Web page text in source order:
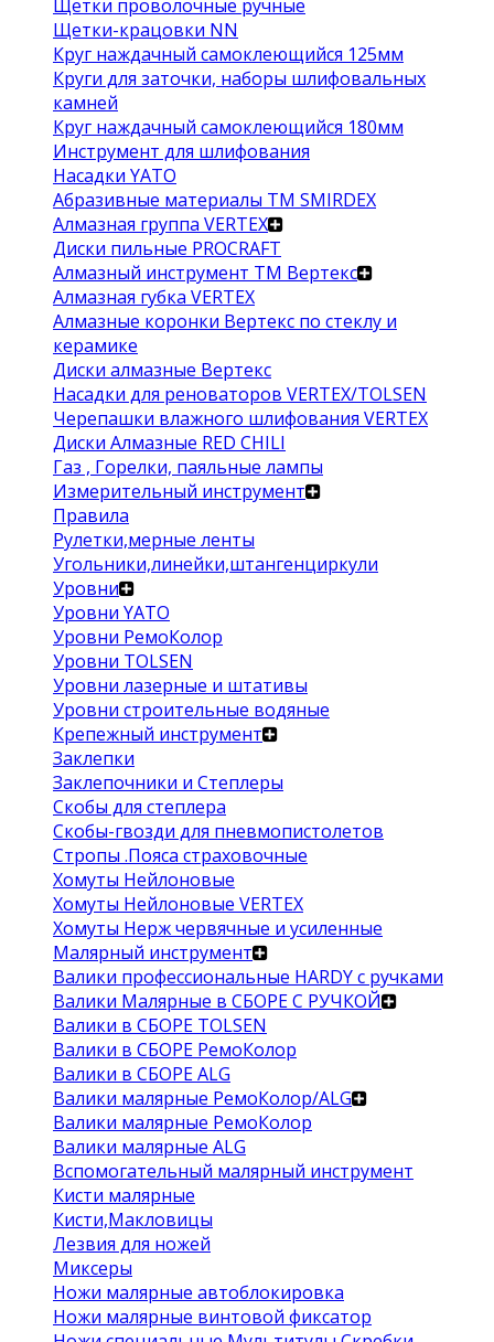
Щетки проволочные ручные
Щетки-крацовки NN
Круг наждачный самоклеющийся 125мм
Круги для заточки, наборы шлифовальных
камней
Круг наждачный самоклеющийся 180мм
Инструмент для шлифования
Насадки YATO
Абразивные материалы ТМ SMIRDEX
Алмазная группа VERTEX
Диски пильные PROCRAFT
Алмазный инструмент ТМ Вертекс
Алмазная губка VERTEX
Алмазные коронки Вертекс по стеклу и
керамике
Диски алмазные Вертекс
Насадки для реноваторов VERTEX/TOLSEN
Черепашки влажного шлифования VERTEX
Диски Алмазные RED CHILI
Газ , Горелки, паяльные лампы
Измерительный инструмент
Правила
Рулетки,мерные ленты
Угольники,линейки,штангенциркули
Уровни
Уровни YATO
Уровни РемоКолор
Уровни TOLSEN
Уровни лазерные и штативы
Уровни строительные водяные
Крепежный инструмент
Заклепки
Заклепочники и Степлеры
Скобы для степлера
Скобы-гвозди для пневмопистолетов
Стропы .Пояса страховочные
Хомуты Нейлоновые
Хомуты Нейлоновые VERTEX
Хомуты Нерж червячные и усиленные
Малярный инструмент
Валики профессиональные HARDY с ручками
Валики Малярные в СБОРЕ С РУЧКОЙ
Валики в СБОРЕ TOLSEN
Валики в СБОРЕ РемоКолор
Валики в СБОРЕ ALG
Валики малярные РемоКолор/ALG
Валики малярные РемоКолор
Валики малярные ALG
Вспомогательный малярный инструмент
Кисти малярные
Кисти,Макловицы
Лезвия для ножей
Миксеры
Ножи малярные автоблокировка
Ножи малярные винтовой фиксатор